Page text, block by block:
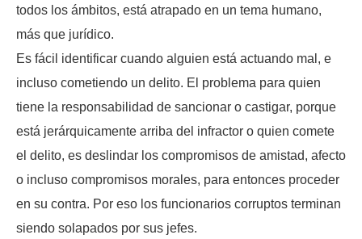
todos los ámbitos, está atrapado en un tema humano,
más que jurídico.
Es fácil identificar cuando alguien está actuando mal, e
incluso cometiendo un delito. El problema para quien
tiene la responsabilidad de sancionar o castigar, porque
está jerárquicamente arriba del infractor o quien comete
el delito, es deslindar los compromisos de amistad, afecto
o incluso compromisos morales, para entonces proceder
en su contra. Por eso los funcionarios corruptos terminan
siendo solapados por sus jefes.